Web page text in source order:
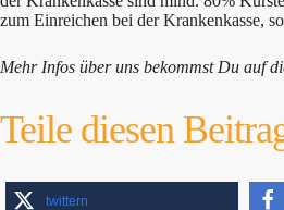
zum Einreichen bei der Krankenkasse,
Mehr Infos über uns bekommst Du auf
Teile diesen
twittern